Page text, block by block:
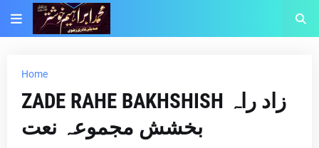
Home
ZADE RAHE BAKHSHISH زاد راہ
بخشش مجموعہ نعت